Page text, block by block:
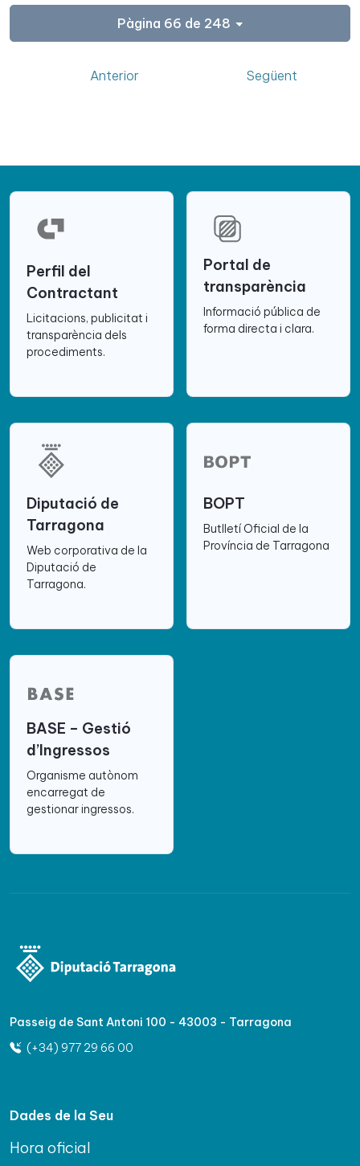
Pàgina 66 de 248
Anterior Següent
Perfil del
Contractant
Licitacions, publicitat i
transparència dels
procediments.
Portal de
transparència
Informació pública de
forma directa i clara.
Diputació de
Tarragona
Web corporativa de la
Diputació de
Tarragona.
BOPT
Butlletí Oficial de la
Província de Tarragona
BASE – Gestió
d’Ingressos
Organisme autònom
encarregat de
gestionar ingressos.
Passeig de Sant Antoni 100 - 43003 - Tarragona
(+34) 977 29 66 00
Dades de la Seu
Hora oficial